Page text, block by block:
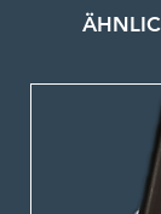
ofile,